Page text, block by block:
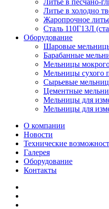
Литье в песчано-
Литье в холодно
Жаропрочное
Сталь 110Г13Л
Оборудование
Шаровые
Барабанные
Мельницы
Мельницы сухого
Сырьевые
Цементные
Мельницы для
Мельницы для
О компании
Новости
Технические
Галерея
Оборудование
Контакты